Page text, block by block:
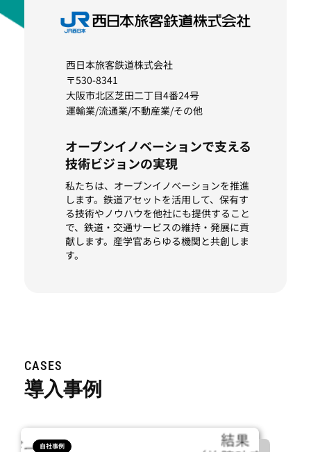
西日本旅客鉄道株式会社
〒530-8341
大阪市北区芝田二丁目4番24号
運輸業/流通業/不動産業/その他
オープンイノベーションで支える
技術ビジョンの実現
私たちは、オープンイノベーションを推進
します。鉄道アセットを活用して、保有す
る技術やノウハウを他社にも提供すること
で、鉄道・交通サービスの維持・発展に貢
献します。産学官あらゆる機関と共創しま
す。
CASES
導入事例
自社事例